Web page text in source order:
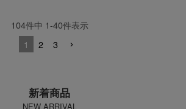
104件中 1-40件表示
1
2 3
新着商品
NEW ARRIVAL